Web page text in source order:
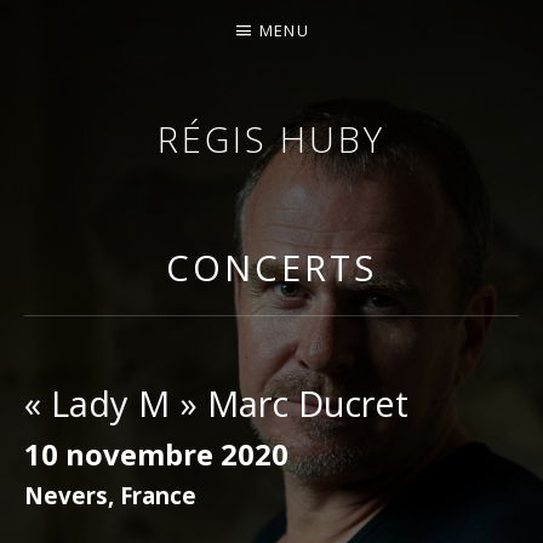
RÉGIS HUBY
VIOLONISTE – IMPROVISATEUR – COMPOSITEUR
MENU
CONCERTS
« Lady M » Marc Ducret
10 novembre 2020
Nevers, France